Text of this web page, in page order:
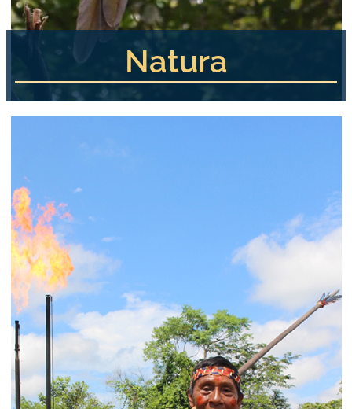
Natura